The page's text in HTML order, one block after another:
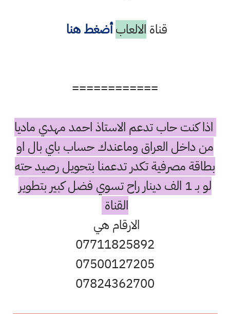
قناة الالعاب أضغط هنا
============
اذا كنت حاب تدعم الاستاذ احمد مهدي ماديا
من داخل العراق وماعندك حساب باي بال او
بطاقة مصرفية تكدر تدعمنا بتحويل رصيد حته
لو بـ 1 الف دينار راح تسوي فضل كبير بتطوير
القناة
الارقام هي
07711825892
07500127205
07824362700